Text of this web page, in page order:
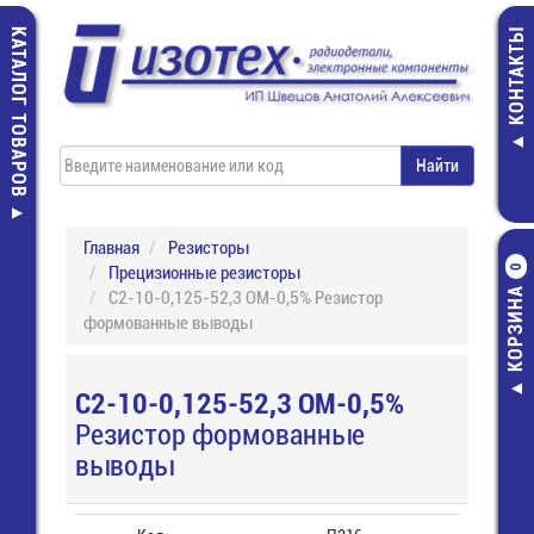
КАТАЛОГ ТОВАРОВ КОНТАКТЫ
КОРЗИНА
0
Главная
Резисторы
Прецизионные резисторы
С2-10-0,125-52,3 ОМ-0,5% Резистор
формованные выводы
С2-10-0,125-52,3 ОМ-0,5%
Резистор формованные
выводы